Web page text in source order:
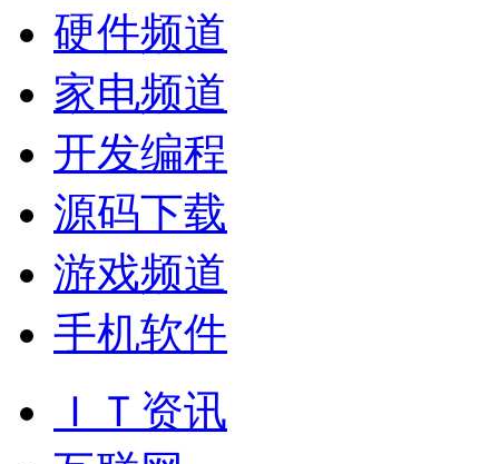
硬件频道
家电频道
开发编程
源码下载
游戏频道
手机软件
ＩＴ资讯